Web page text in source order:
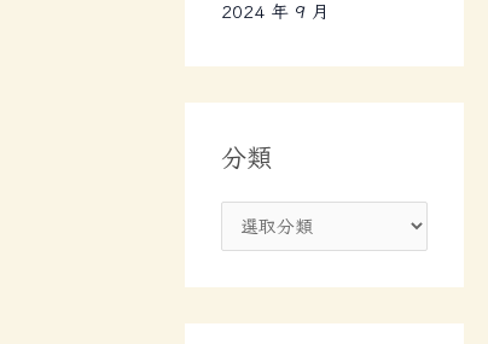
2024 年 9 月
分類